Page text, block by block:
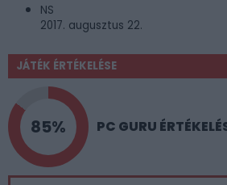
NS
2017. augusztus 22.
JÁTÉK ÉRTÉKELÉSE
85% PC GURU